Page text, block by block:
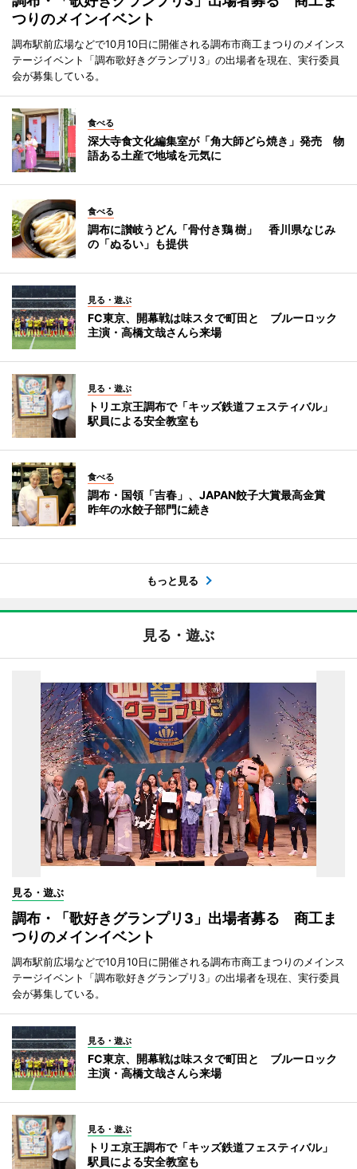
つりのメインイベント
調布駅前広場などで10月10日に開催される調布市商工まつりのメインス
テージイベント「調布歌好きグランプリ3」の出場者を現在、実行委員
会が募集している。
食べる
深大寺食文化編集室が「角大師どら焼き」発売 物
語ある土産で地域を元気に
食べる
調布に讃岐うどん「骨付き鶏 樹」 香川県なじみ
の「ぬるい」も提供
見る・遊ぶ
FC東京、開幕戦は味スタで町田と ブルーロック
主演・高橋文哉さんら来場
見る・遊ぶ
トリエ京王調布で「キッズ鉄道フェスティバル」
駅員による安全教室も
食べる
調布・国領「吉春」、JAPAN餃子大賞最高金賞
昨年の水餃子部門に続き
もっと見る
見る・遊ぶ
見る・遊ぶ
調布・「歌好きグランプリ3」出場者募る 商工ま
つりのメインイベント
調布駅前広場などで10月10日に開催される調布市商工まつりのメインス
テージイベント「調布歌好きグランプリ3」の出場者を現在、実行委員
会が募集している。
見る・遊ぶ
FC東京、開幕戦は味スタで町田と ブルーロック
主演・高橋文哉さんら来場
見る・遊ぶ
トリエ京王調布で「キッズ鉄道フェスティバル」
駅員による安全教室も